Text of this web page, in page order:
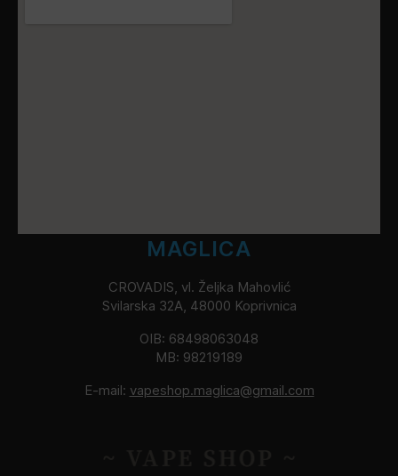
MAGLICA
CROVADIS, vl. Željka Mahovlić
Svilarska 32A, 48000 Koprivnica
OIB: 68498063048
MB: 98219189
E-mail: vapeshop.maglica@gmail.com